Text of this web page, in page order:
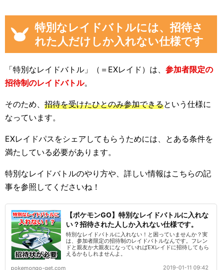
特別なレイドバトルには、招待さ
れた人だけしか入れない仕様です
「特別なレイドバトル」（＝EXレイド）は、 参加者限定の
招待制のレイドバトル。
そのため、 招待を受けたひとのみ参加できるという仕様に
なっています。
EXレイドパスをシェアしてもらうためには、とある条件を
満たしている必要があります。
特別なレイドバトルのやり方や、詳しい情報はこちらの記
事を参照してくださいね！
【ポケモンGO】特別なレイドバトルに入れな
い？招待された人しか入れない仕様です。
特別なレイドバトルに入れない！と困っていませんか？実
は、参加者限定の招待制のレイドバトルなんです。フレン
ドと親友か大親友になっていればEXレイドに招待してもら
えるかもしれませんよ。
pokemongo-get.com 2019-01-11 09:42